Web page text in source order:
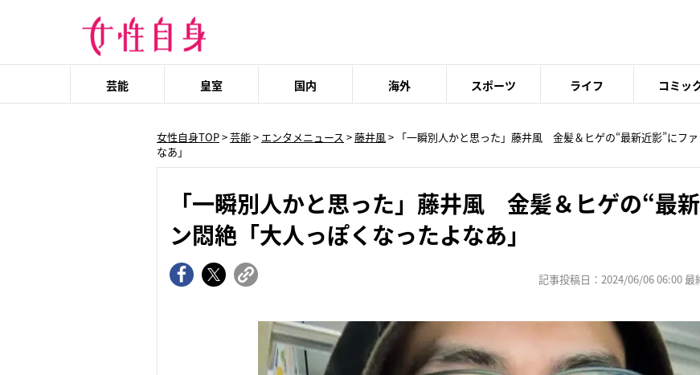
芸能 皇室 国内 海外 スポーツ ライフ コミッ
女性自身TOP>芸能> エンタメニュース >藤井風> 「一瞬別人かと思った」藤井風 金髪＆ヒゲの“最新近影”にフ
なあ」
「一瞬別人かと思った」藤井風 金髪＆ヒゲの“最
ン悶絶「大人っぽくなったよなあ」
記事投稿日：2024/06/06 06:00